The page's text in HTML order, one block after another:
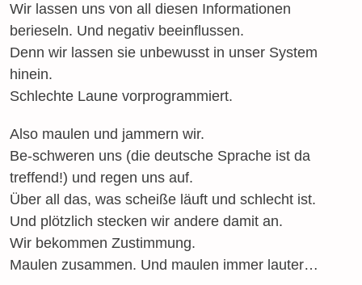
Wir lassen uns von all diesen Informationen
berieseln. Und negativ beeinflussen.
Denn wir lassen sie unbewusst in unser System
hinein.
Schlechte Laune vorprogrammiert.
Also maulen und jammern wir.
Be-schweren uns (die deutsche Sprache ist da
treffend!) und regen uns auf.
Über all das, was scheiße läuft und schlecht ist.
Und plötzlich stecken wir andere damit an.
Wir bekommen Zustimmung.
Maulen zusammen. Und maulen immer lauter…